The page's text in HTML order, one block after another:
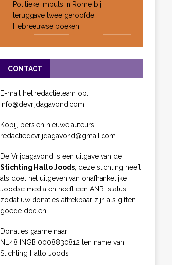
Politieke impuls in Rome bij
teruggave twee geroofde
Hebreeuwse boeken
CONTACT
E-mail het redactieteam op:
info@devrijdagavond.com
Kopij, pers en nieuwe auteurs:
redactiedevrijdagavond@gmail.com
De Vrijdagavond is een uitgave van de
Stichting Hallo Joods, deze stichting heeft
als doel het uitgeven van onafhankelijke
Joodse media en heeft een ANBI-status
zodat uw donaties aftrekbaar zijn als giften
goede doelen.
Donaties gaarne naar:
NL48 INGB 0008830812 ten name van
Stichting Hallo Joods.